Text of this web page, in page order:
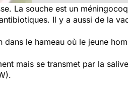
La souche est un
Il y a aussi de la
le hameau où le jeune
mais se transmet par la